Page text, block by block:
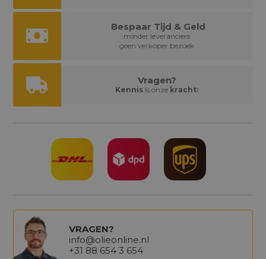
Bespaar Tijd & Geld
minder leveranciers
geen verkoper bezoek
Vragen?
Kennis is onze kracht!
VRAGEN?
info@olieonline.nl
+31 88 654 3 654